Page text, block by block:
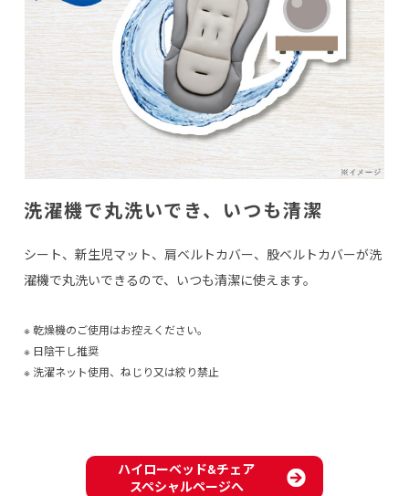
洗濯機で丸洗いでき、いつも清潔
シート、新生児マット、肩ベルトカバー、股ベルトカバーが洗
濯機で丸洗いできるので、いつも清潔に使えます。
※ 乾燥機のご使用はお控えください。
※ 日陰干し推奨
※ 洗濯ネット使用、ねじり又は絞り禁止
ハイローベッド&チェア
スペシャルページへ